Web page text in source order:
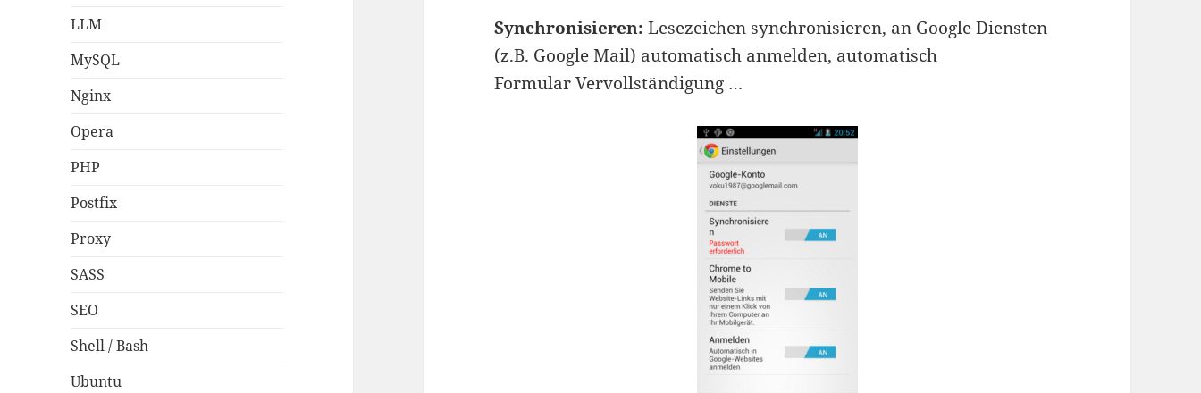
LLM
MySQL
Nginx
Opera
PHP
Postfix
Proxy
SASS
SEO
Shell / Bash
Ubuntu
Synchronisieren:Lesezeichen synchronisieren, an Google Diensten
(z.B. Google Mail) automatisch anmelden, automatisch
Formular Vervollständigung …